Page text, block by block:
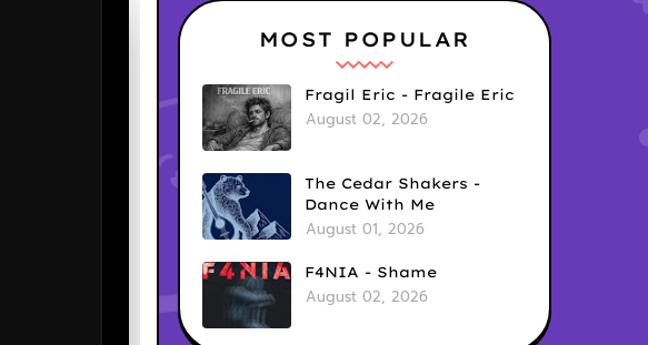
MOST POPULAR
Fragil Eric - Fragile Eric
August 02, 2026
The Cedar Shakers -
Dance With Me
August 01, 2026
F4NIA - Shame
August 02, 2026